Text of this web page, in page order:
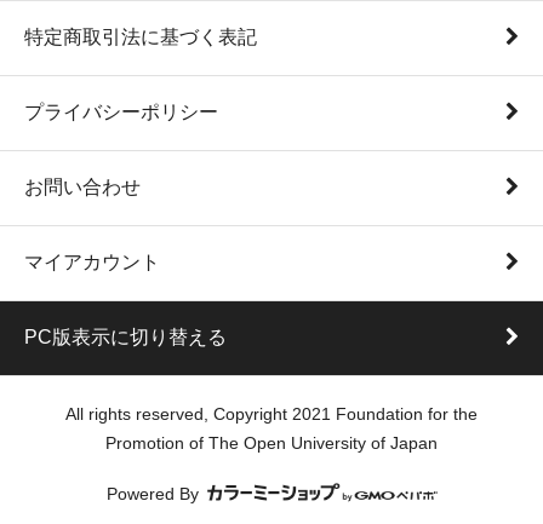
特定商取引法に基づく表記
プライバシーポリシー
お問い合わせ
マイアカウント
PC版表示に切り替える
All rights reserved, Copyright 2021 Foundation for the
Promotion of The Open University of Japan
Powered By